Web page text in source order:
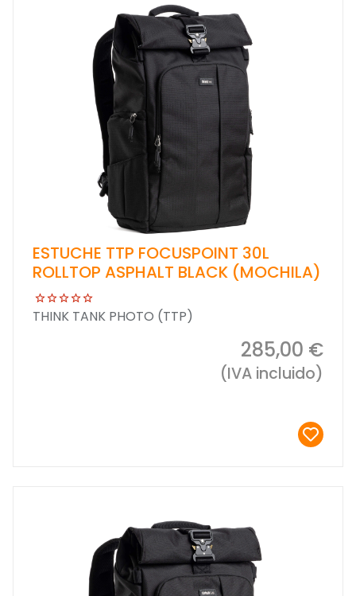
ESTUCHE TTP FOCUSPOINT 30L
ROLLTOP ASPHALT BLACK (MOCHILA)
THINK TANK PHOTO (TTP)
285,00 €
(IVA incluido)